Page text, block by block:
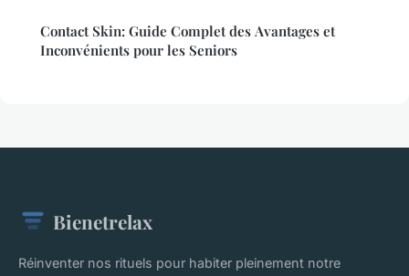
Contact Skin: Guide Complet des Avantages et
Inconvénients pour les Seniors
Bienetrelax
Réinventer nos rituels pour habiter pleinement notre